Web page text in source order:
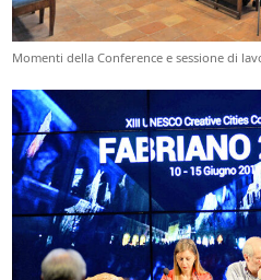
Momenti della Conference e sessione di